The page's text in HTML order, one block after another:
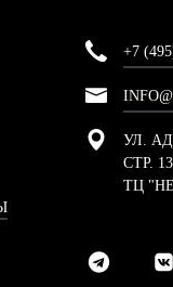
+7
УЛ.
СТР.
ТЦ